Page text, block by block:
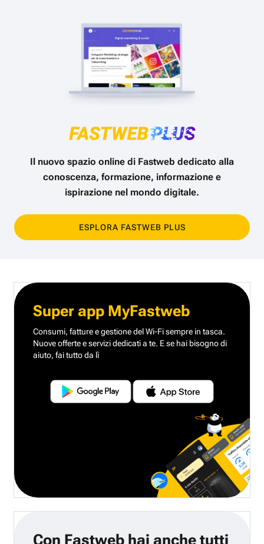
Il nuovo spazio online di Fastweb dedicato alla
conoscenza, formazione, informazione e
ispirazione nel mondo digitale.
ESPLORA FASTWEB PLUS
Super app MyFastweb
Consumi, fatture e gestione del Wi-Fi sempre in tasca.
Nuove offerte e servizi dedicati a te. E se hai bisogno di
aiuto, fai tutto da lì
Con Fastweb hai anche tutti